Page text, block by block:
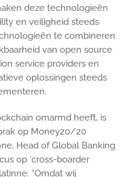
deze technologieën
en veiligheid steeds
te combineren
van open source
service providers en
oplossingen steeds
omarmd heeft, is
op Money20/20
Head of Global Banking
op ‘cross-boarder
“Omdat wij